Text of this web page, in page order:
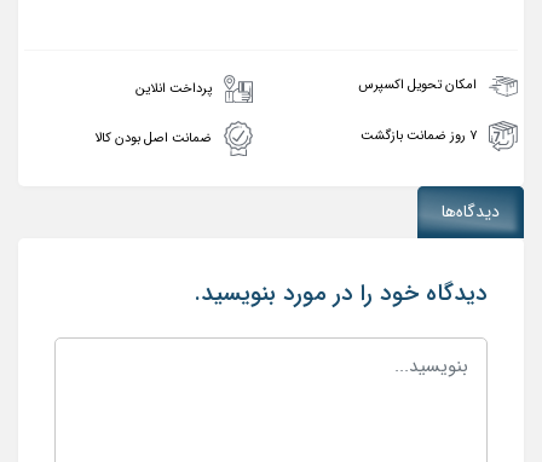
امکان تحویل اکسپرس پرداخت انلاین
۷ روز ضمانت بازگشت ضمانت اصل بودن کالا
دیدگاه‌ها
دیدگاه خود را در مورد بنویسید.